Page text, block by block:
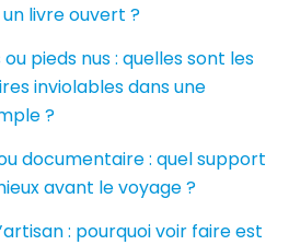
livre ouvert ?
pieds nus : quelles sont les
inviolables dans une
?
documentaire : quel support
avant le voyage ?
: pourquoi voir faire est